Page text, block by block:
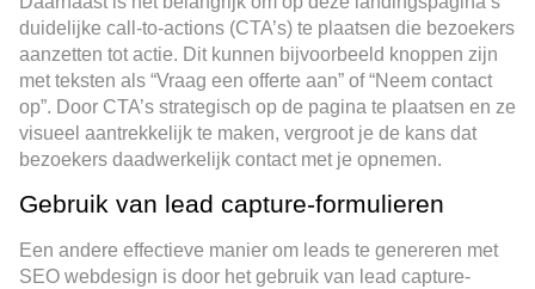
duidelijke call-to-actions (CTA’s) te plaatsen die bezoekers
aanzetten tot actie. Dit kunnen bijvoorbeeld knoppen zijn
met teksten als “Vraag een offerte aan” of “Neem contact
op”. Door CTA’s strategisch op de pagina te plaatsen en ze
visueel aantrekkelijk te maken, vergroot je de kans dat
bezoekers daadwerkelijk contact met je opnemen.
Gebruik van lead capture-formulieren
Een andere effectieve manier om leads te genereren met
SEO webdesign is door het gebruik van lead capture-